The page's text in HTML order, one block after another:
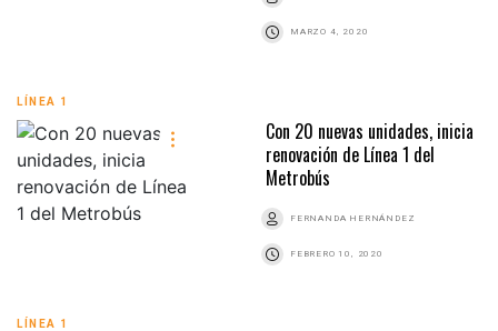
MARZO 4, 2020
LÍNEA 1
Con 20 nuevas unidades, inicia
renovación de Línea 1 del
Metrobús
FERNANDA HERNÁNDEZ
FEBRERO 10, 2020
LÍNEA 1